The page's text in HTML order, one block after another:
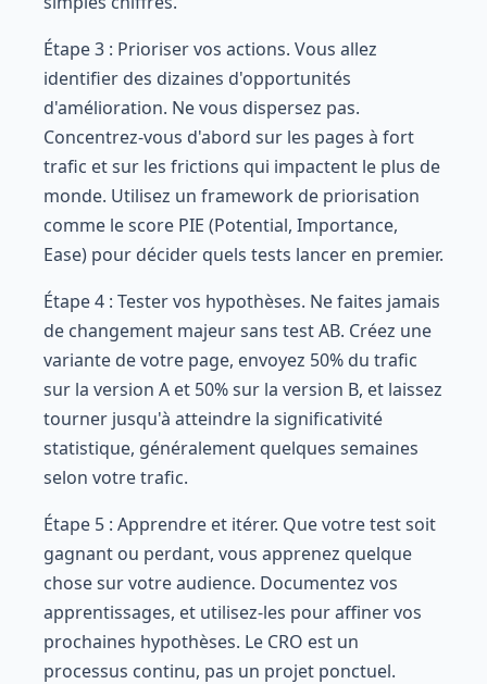
Étape 3 : Prioriser vos actions. Vous allez
identifier des dizaines d'opportunités
d'amélioration. Ne vous dispersez pas.
Concentrez-vous d'abord sur les pages à fort
trafic et sur les frictions qui impactent le plus de
monde. Utilisez un framework de priorisation
comme le score PIE (Potential, Importance,
Ease) pour décider quels tests lancer en premier.
Étape 4 : Tester vos hypothèses. Ne faites jamais
de changement majeur sans test AB. Créez une
variante de votre page, envoyez 50% du trafic
sur la version A et 50% sur la version B, et laissez
tourner jusqu'à atteindre la significativité
statistique, généralement quelques semaines
selon votre trafic.
Étape 5 : Apprendre et itérer. Que votre test soit
gagnant ou perdant, vous apprenez quelque
chose sur votre audience. Documentez vos
apprentissages, et utilisez-les pour affiner vos
prochaines hypothèses. Le CRO est un
processus continu, pas un projet ponctuel.